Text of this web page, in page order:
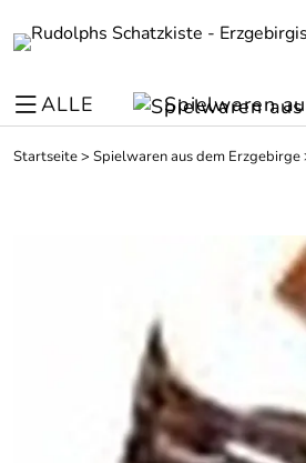
ALLE Spielwaren
Startseite> Spielwaren aus dem Erzgebirge